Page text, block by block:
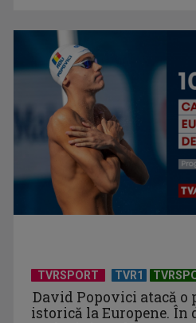
TVRSPORT TVR1
David Popovici atacă o
istorică la Europene. În